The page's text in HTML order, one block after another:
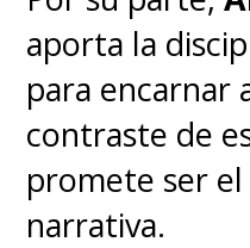
aporta la
para encarnar
contraste de
promete ser
narrativa.